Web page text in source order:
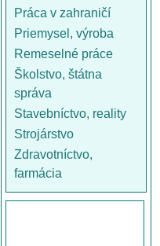
Práca v zahraničí
Priemysel, výroba
Remeselné práce
Školstvo, štátna
správa
Stavebníctvo, reality
Strojárstvo
Zdravotníctvo,
farmácia